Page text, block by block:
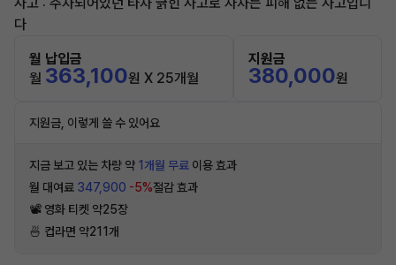
다
월 납입금
월 363,100원 X 25개월
지원금
380,000원
지원금, 이렇게 쓸 수 있어요
지금 보고 있는 차량 약 1개월 무료 이용 효과
월 대여료 347,900 -5%절감 효과
📽 영화 티켓 약25장
🍜 컵라면 약211개